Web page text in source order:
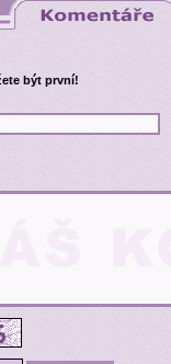
být první!